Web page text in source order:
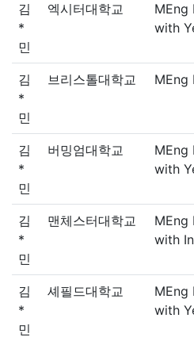
김
*
민
엑시터대학교
MEng
with
김
*
민
브리스톨대학교 MEng
김
*
민
버밍엄대학교
MEng
with
김
*
민
맨체스터대학교
MEng
with
김
*
민
셰필드대학교
MEng
with